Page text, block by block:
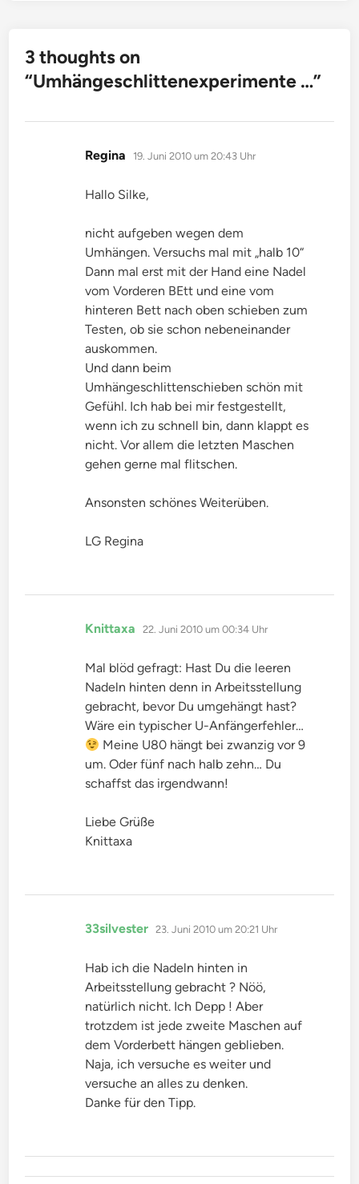
3 thoughts on
“Umhängeschlittenexperimente …”
Regina sagt:
19. Juni 2010 um 20:43 Uhr
Hallo Silke,
nicht aufgeben wegen dem
Umhängen. Versuchs mal mit „halb 10“
Dann mal erst mit der Hand eine Nadel
vom Vorderen BEtt und eine vom
hinteren Bett nach oben schieben zum
Testen, ob sie schon nebeneinander
auskommen.
Und dann beim
Umhängeschlittenschieben schön mit
Gefühl. Ich hab bei mir festgestellt,
wenn ich zu schnell bin, dann klappt es
nicht. Vor allem die letzten Maschen
gehen gerne mal flitschen.
Ansonsten schönes Weiterüben.
LG Regina
Knittaxa sagt:
22. Juni 2010 um 00:34 Uhr
Mal blöd gefragt: Hast Du die leeren
Nadeln hinten denn in Arbeitsstellung
gebracht, bevor Du umgehängt hast?
Wäre ein typischer U-Anfängerfehler…
Meine U80 hängt bei zwanzig vor 9
um. Oder fünf nach halb zehn… Du
schaffst das irgendwann!
Liebe Grüße
Knittaxa
33silvester sagt:
23. Juni 2010 um 20:21 Uhr
Hab ich die Nadeln hinten in
Arbeitsstellung gebracht ? Nöö,
natürlich nicht. Ich Depp ! Aber
trotzdem ist jede zweite Maschen auf
dem Vorderbett hängen geblieben.
Naja, ich versuche es weiter und
versuche an alles zu denken.
Danke für den Tipp.